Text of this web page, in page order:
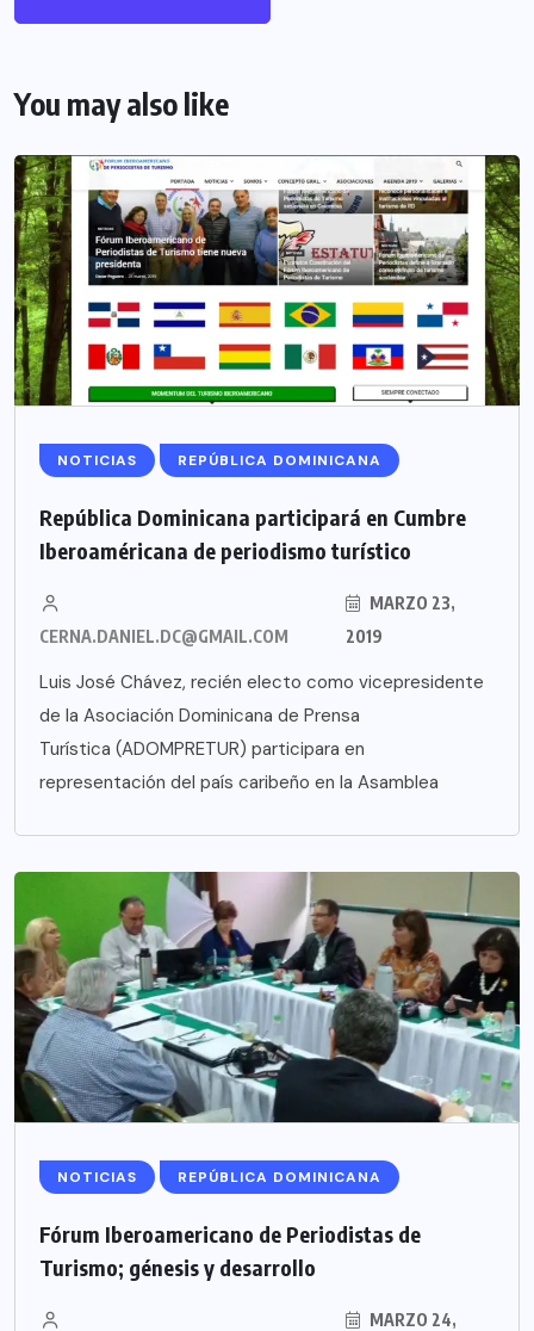
You may also like
NOTICIAS REPÚBLICA DOMINICANA
República Dominicana participará en Cumbre
Iberoaméricana de periodismo turístico
CERNA.DANIEL.DC@GMAIL.COM
MARZO 23,
2019
Luis José Chávez, recién electo como vicepresidente
de la Asociación Dominicana de Prensa
Turística (ADOMPRETUR) participara en
representación del país caribeño en la Asamblea
NOTICIAS REPÚBLICA DOMINICANA
Fórum Iberoamericano de Periodistas de
Turismo; génesis y desarrollo
MARZO 24,